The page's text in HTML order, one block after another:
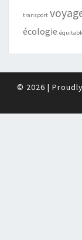
transport
écologie
© 2026 |